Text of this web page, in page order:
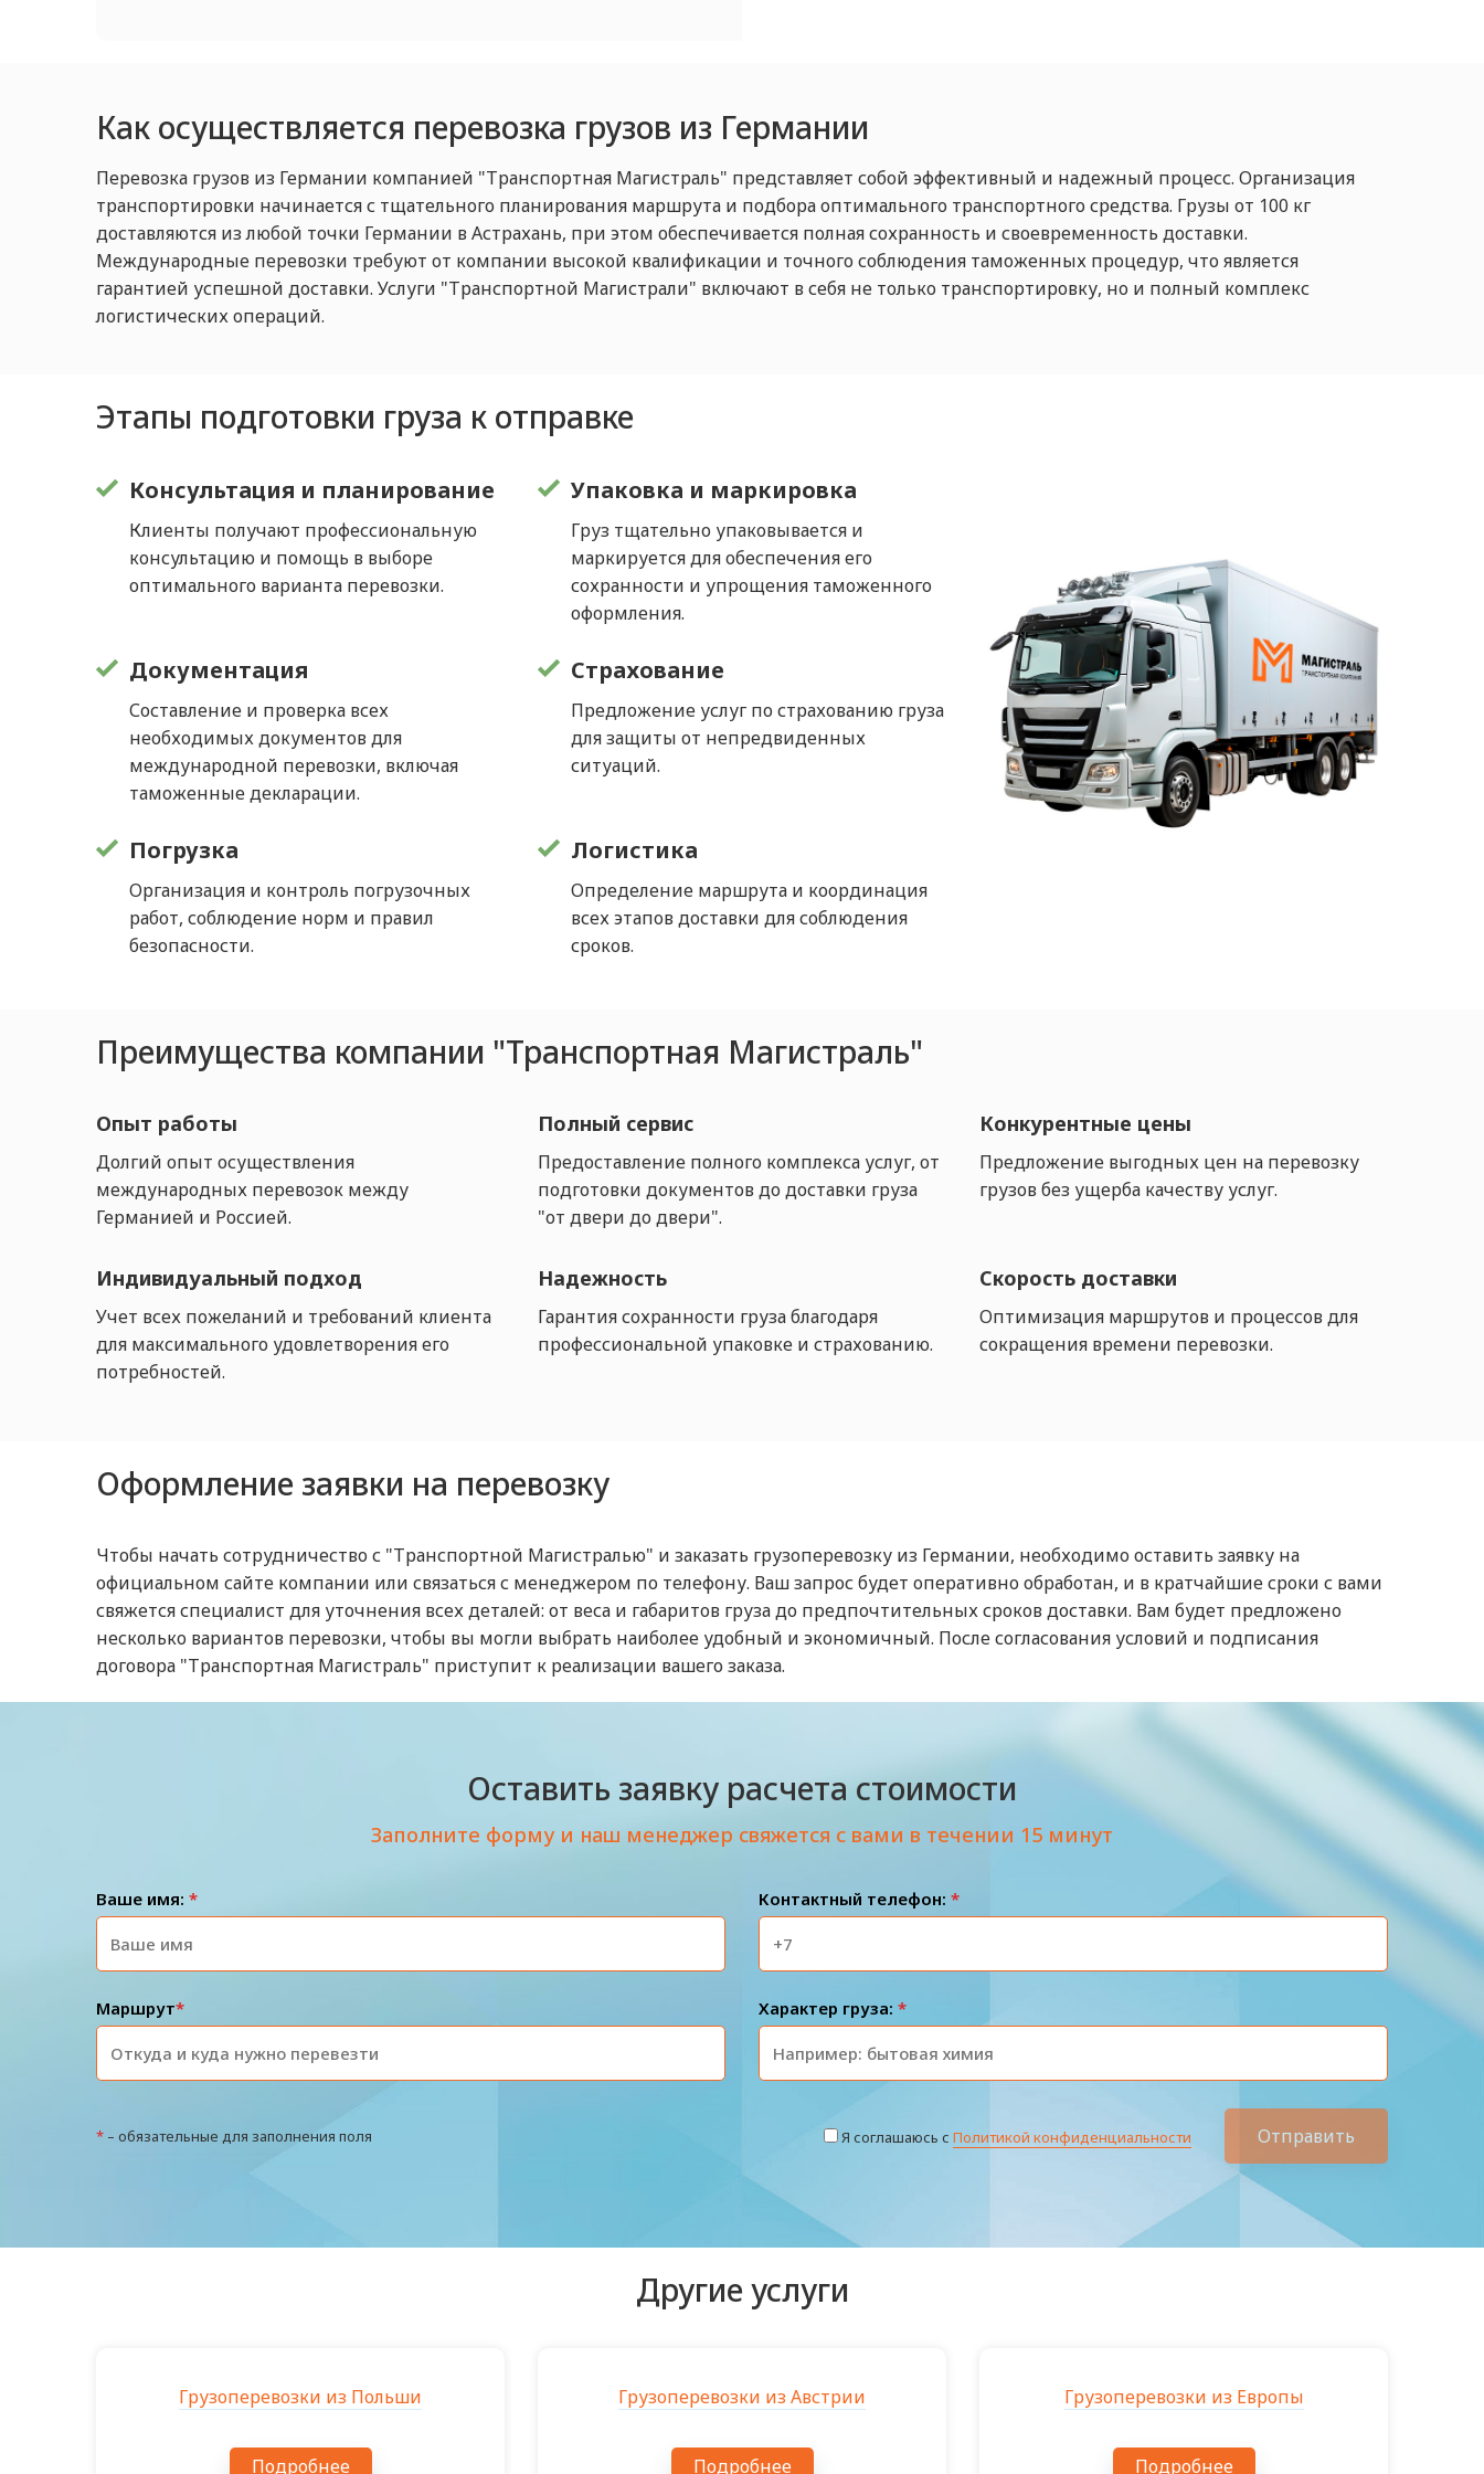
Как осуществляется перевозка грузов из Германии
Перевозка грузов из Германии компанией "Транспортная Магистраль" представляет собой эффективный и надежный процесс. Организация
транспортировки начинается с тщательного планирования маршрута и подбора оптимального транспортного средства. Грузы от 100 кг
доставляются из любой точки Германии в Астрахань, при этом обеспечивается полная сохранность и своевременность доставки.
Международные перевозки требуют от компании высокой квалификации и точного соблюдения таможенных процедур, что является
гарантией успешной доставки. Услуги "Транспортной Магистрали" включают в себя не только транспортировку, но и полный комплекс
логистических операций.
Этапы подготовки груза к отправке
Консультация и планирование
Клиенты получают профессиональную
консультацию и помощь в выборе
оптимального варианта перевозки.
Упаковка и маркировка
Груз тщательно упаковывается и
маркируется для обеспечения его
сохранности и упрощения таможенного
оформления.
Документация
Составление и проверка всех
необходимых документов для
международной перевозки, включая
таможенные декларации.
Страхование
Предложение услуг по страхованию груза
для защиты от непредвиденных
ситуаций.
Погрузка
Организация и контроль погрузочных
работ, соблюдение норм и правил
безопасности.
Логистика
Определение маршрута и координация
всех этапов доставки для соблюдения
сроков.
Преимущества компании "Транспортная Магистраль"
Опыт работы
Долгий опыт осуществления
международных перевозок между
Германией и Россией.
Полный сервис
Предоставление полного комплекса услуг, от
подготовки документов до доставки груза
"от двери до двери".
Конкурентные цены
Предложение выгодных цен на перевозку
грузов без ущерба качеству услуг.
Индивидуальный подход
Учет всех пожеланий и требований клиента
для максимального удовлетворения его
потребностей.
Надежность
Гарантия сохранности груза благодаря
профессиональной упаковке и страхованию.
Скорость доставки
Оптимизация маршрутов и процессов для
сокращения времени перевозки.
Оформление заявки на перевозку
Чтобы начать сотрудничество с "Транспортной Магистралью" и заказать грузоперевозку из Германии, необходимо оставить заявку на
официальном сайте компании или связаться с менеджером по телефону. Ваш запрос будет оперативно обработан, и в кратчайшие сроки с вами
свяжется специалист для уточнения всех деталей: от веса и габаритов груза до предпочтительных сроков доставки. Вам будет предложено
несколько вариантов перевозки, чтобы вы могли выбрать наиболее удобный и экономичный. После согласования условий и подписания
договора "Транспортная Магистраль" приступит к реализации вашего заказа.
Оставить заявку расчета стоимости
Заполните форму и наш менеджер свяжется с вами в течении 15 минут
Ваше имя: * Контактный телефон: *
Маршрут* Характер груза: *
* – обязательные для заполнения поля Я соглашаюсь с Политикой конфиденциальности Отправить
Другие услуги
Грузоперевозки из Польши
Подробнее
Грузоперевозки из Австрии
Подробнее
Грузоперевозки из Европы
Подробнее